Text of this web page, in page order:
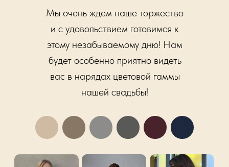
Мы очень ждем наше торжество
и с удовольствием готовимся к
этому незабываемому дню! Нам
будет особенно приятно видеть
вас в нарядах цветовой гаммы
нашей свадьбы!